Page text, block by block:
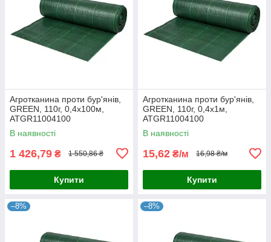
Агротканина проти бур'янів,
GREEN, 110г, 0,4х100м,
ATGR11004100
В наявності
1 426,79 ₴ 1 550,86 ₴
Купити
Агротканина проти бур'янів,
GREEN, 110г, 0,4х1м,
ATGR11004100
В наявності
15,62 ₴/м 16,98 ₴/м
Купити
–8% –8%